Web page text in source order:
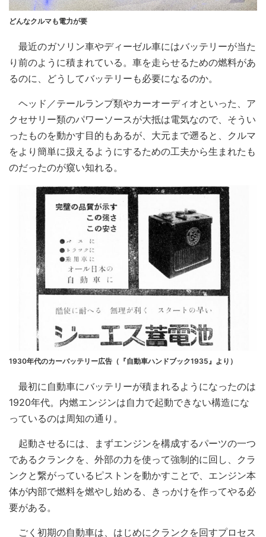
どんなクルマも電力が要
最近のガソリン車やディーゼル車にはバッテリーが当た
り前のように積まれている。車を走らせるための燃料があ
るのに、どうしてバッテリーも必要になるのか。
ヘッド／テールランプ類やカーオーディオといった、ア
クセサリー類のパワーソースが大抵は電気なので、そうい
ったものを動かす目的もあるが、大元まで遡ると、クルマ
をより簡単に扱えるようにするための工夫から生まれたも
のだったのが窺い知れる。
1930年代のカーバッテリー広告（『自動車ハンドブック1935』より）
最初に自動車にバッテリーが積まれるようになったのは
1920年代。内燃エンジンは自力で起動できない構造にな
っているのは周知の通り。
起動させるには、まずエンジンを構成するパーツの一つ
であるクランクを、外部の力を使って強制的に回し、クラ
ンクと繋がっているピストンを動かすことで、エンジン本
体が内部で燃料を燃やし始める、きっかけを作ってやる必
要がある。
ごく初期の自動車は、はじめにクランクを回すプロセス